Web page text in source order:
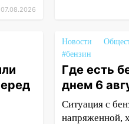
07.08.2026
Новости
#бензин
Где есть
днем 6
Ситуация с
напряженной,